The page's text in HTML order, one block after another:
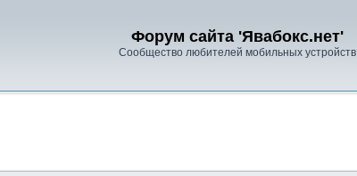
Форум сайта 'Явабокс.нет'
Сообщество любителей мобильных устройств